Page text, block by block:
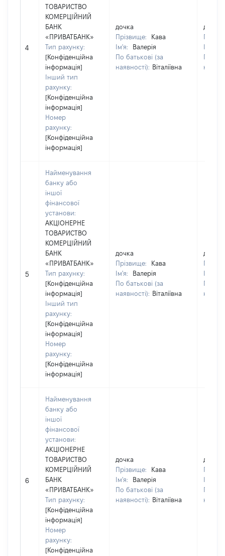
4
ТОВАРИСТВО
КОМЕРЦІЙНИЙ
БАНК
«ПРИВАТБАНК»
Тип рахунку:
[Конфіденційна
інформація]
Інший тип
рахунку:
[Конфіденційна
інформація]
Номер
рахунку:
[Конфіденційна
інформація]
дочка
Прізвище:
Кава
Ім'я:
Валерія
По батькові (за
наявності): Віталіївна
дочка
По
5
Найменування
банку або
іншої
фінансової
установи:
АКЦІОНЕРНЕ
ТОВАРИСТВО
КОМЕРЦІЙНИЙ
БАНК
«ПРИВАТБАНК»
Тип рахунку:
[Конфіденційна
інформація]
Інший тип
рахунку:
[Конфіденційна
інформація]
Номер
рахунку:
[Конфіденційна
інформація]
дочка
Прізвище:
Кава
Ім'я:
Валерія
По батькові (за
наявності): Віталіївна
дочка
По
6
Найменування
банку або
іншої
фінансової
установи:
АКЦІОНЕРНЕ
ТОВАРИСТВО
КОМЕРЦІЙНИЙ
БАНК
«ПРИВАТБАНК»
Тип рахунку:
[Конфіденційна
інформація]
Номер
рахунку:
[Конфіденційна
дочка
Прізвище:
Кава
Ім'я:
Валерія
По батькові (за
наявності): Віталіївна
дочка
По